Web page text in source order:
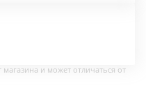
магазина и может отличаться от